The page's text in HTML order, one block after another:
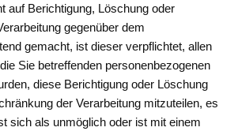
auf Berichtigung, Löschung oder
gegenüber dem
gemacht, ist dieser verpflichtet, allen
Sie betreffenden personenbezogenen
diese Berichtigung oder Löschung
der Verarbeitung mitzuteilen, es
sich als unmöglich oder ist mit einem